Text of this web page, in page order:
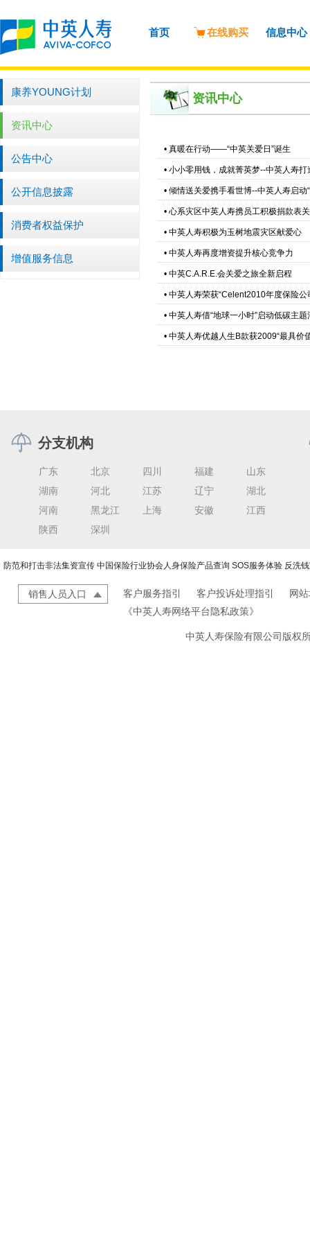
首页 在线购买 信息中心
康养YOUNG计划
资讯中心
公告中心
公开信息披露
消费者权益保护
增值服务信息
资讯中心
• 真暖在行动——“中英关爱日”诞生
• 小小零用钱，成就菁英梦--中英人寿打
• 倾情送关爱携手看世博--中英人寿启动
• 心系灾区中英人寿携员工积极捐款表
• 中英人寿积极为玉树地震灾区献爱心
• 中英人寿再度增资提升核心竞争力
• 中英C.A.R.E.会关爱之旅全新启程
• 中英人寿荣获“Celent2010年度保险公
• 中英人寿借“地球一小时”启动低碳主题
• 中英人寿优越人生B款获2009“最具价
分支机构
广东 北京 四川 福建
山东
湖南
河北 江苏 辽宁
湖北
河南
黑龙江 上海 安徽
江西
陕西
深圳
防范和打击非法集资宣传 中国保险行业协会人身保险产品查询 SOS服务体验 反洗
销售人员入口 客户服务指引 客户投诉处理指引
网
《中英人寿网络平台隐私政策》
中英人寿保险有限公司版权